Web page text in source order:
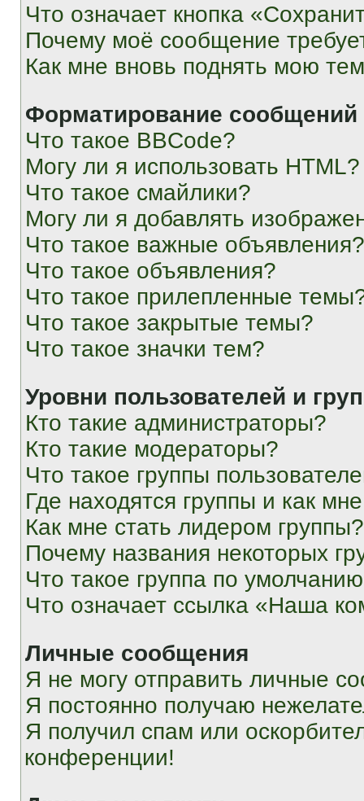
Что означает кнопка
Почему моё сообщение
Как мне вновь поднять мою
Форматирование
Что такое BBCode?
Могу ли я использовать HTML?
Что такое смайлики?
Могу ли я добавлять
Что такое важные объявления?
Что такое объявления?
Что такое прилепленные
Что такое закрытые темы?
Что такое значки тем?
Уровни пользователей и
Кто такие администраторы?
Кто такие модераторы?
Что такое группы
Где находятся группы и как
Как мне стать лидером группы?
Почему названия некоторых
Что такое группа по
Что означает ссылка «Наша
Личные сообщения
Я не могу отправить личные
Я постоянно получаю
Я получил спам или
конференции!